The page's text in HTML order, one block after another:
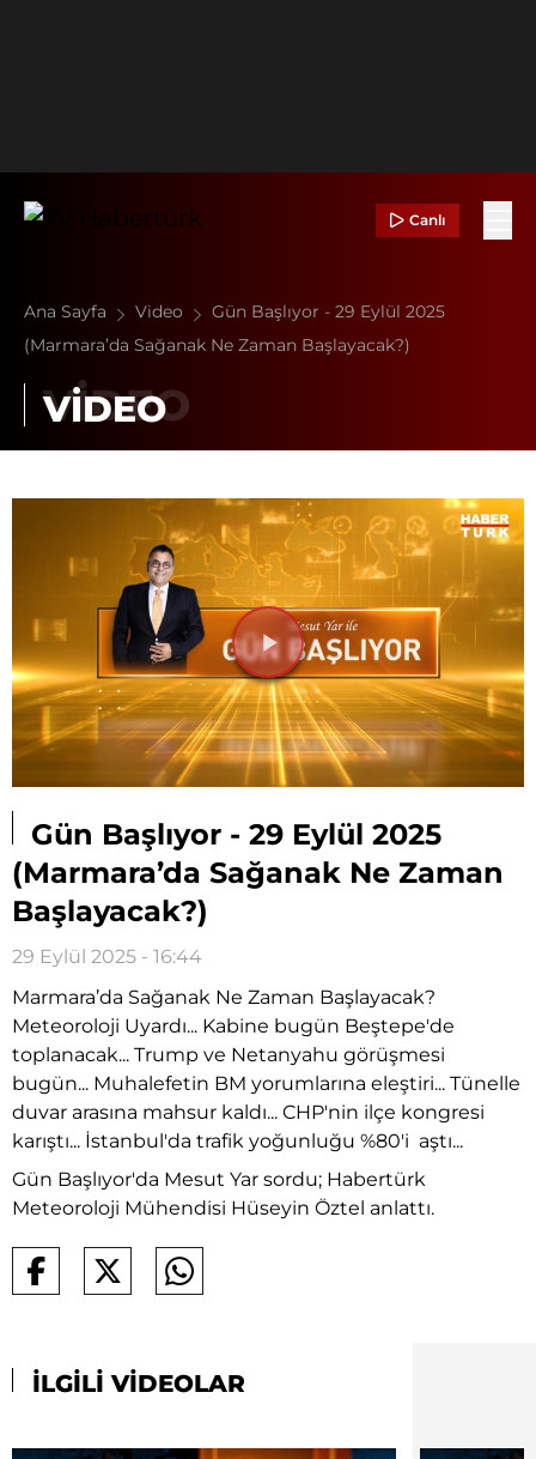
Canlı
Ana Sayfa Video
Gün Başlıyor - 29 Eylül 2025
(Marmara’da Sağanak Ne Zaman Başlayacak?)
VİDEO
Videoyu
Oynat
Gün Başlıyor - 29 Eylül 2025
(Marmara’da Sağanak Ne Zaman
Başlayacak?)
29 Eylül 2025 - 16:44
Marmara’da Sağanak Ne Zaman Başlayacak?
Meteoroloji Uyardı... Kabine bugün Beştepe'de
toplanacak... Trump ve Netanyahu görüşmesi
bugün... Muhalefetin BM yorumlarına eleştiri... Tünelle
duvar arasına mahsur kaldı... CHP'nin ilçe kongresi
karıştı... İstanbul'da trafik yoğunluğu %80'i aştı...
Gün Başlıyor'da Mesut Yar sordu; Habertürk
Meteoroloji Mühendisi Hüseyin Öztel anlattı.
İLGİLİ VİDEOLAR